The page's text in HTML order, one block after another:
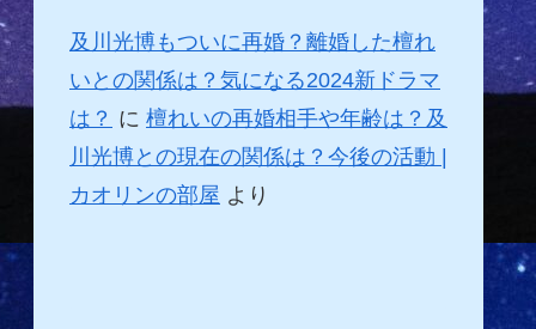
及川光博もついに再婚？離婚した檀れ
いとの関係は？気になる2024新ドラマ
は？ に 檀れいの再婚相手や年齢は？及
川光博との現在の関係は？今後の活動 |
カオリンの部屋 より